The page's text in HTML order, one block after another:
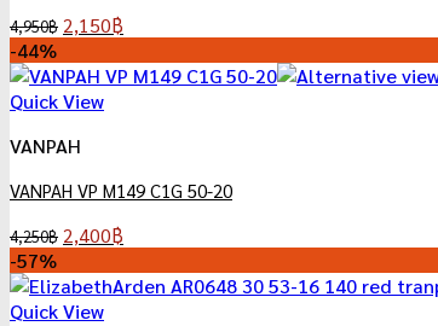
4,950฿ Original
was:
4,950฿.
2,150฿
is:
-44%
Quick View
VANPAH
VANPAH VP M149 C1G 50-20
4,250฿ Original
was:
4,250฿.
2,400฿
is:
-57%
Quick View